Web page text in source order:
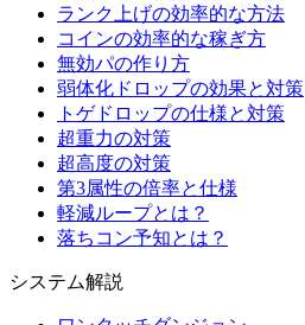
ランク上げの効率的な方法
コインの効率的な稼ぎ方
無効パの作り方
弱体化ドロップの効果と対策
トゲドロップの仕様と対策
超重力の対策
超高度の対策
第3属性の倍率と仕様
軽減ループとは？
落ちコン予知とは？
システム解説